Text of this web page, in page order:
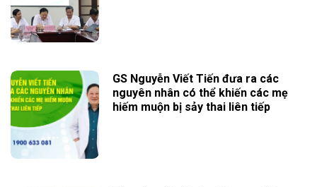
GS Nguyễn Viết Tiến đưa ra các
nguyên nhân có thể khiến các mẹ
hiếm muộn bị sảy thai liên tiếp